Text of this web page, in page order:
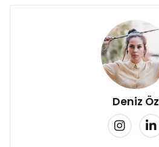
Deniz Öz